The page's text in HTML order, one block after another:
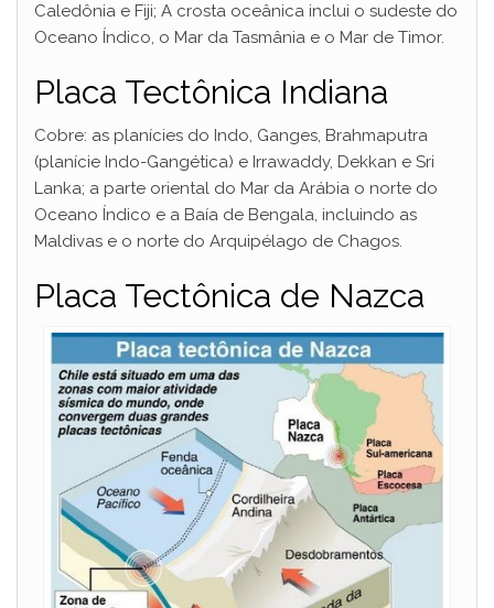
Caledônia e Fiji; A crosta oceânica inclui o sudeste do
Oceano Índico, o Mar da Tasmânia e o Mar de Timor.
Placa Tectônica Indiana
Cobre: as planícies do Indo, Ganges, Brahmaputra
(planície Indo-Gangética) e Irrawaddy, Dekkan e Sri
Lanka; a parte oriental do Mar da Arábia o norte do
Oceano Índico e a Baía de Bengala, incluindo as
Maldivas e o norte do Arquipélago de Chagos.
Placa Tectônica de Nazca